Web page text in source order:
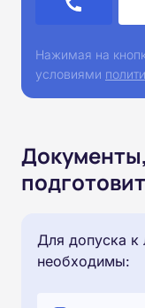
Нажимая на
условиями
Для допуска к
необходимы: